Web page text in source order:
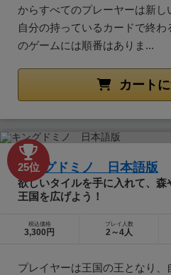
からすべてのプレーヤーは新し
自分の持っているカードで終わ
のゲームには順番はありま...
カート
25位
キングドミノ 日本語版
欲しいタイルを手に入れて、
王国を広げよう！
税込価格
3,300円
プレイ人数
2～4人
プレイヤーは王国の王となり